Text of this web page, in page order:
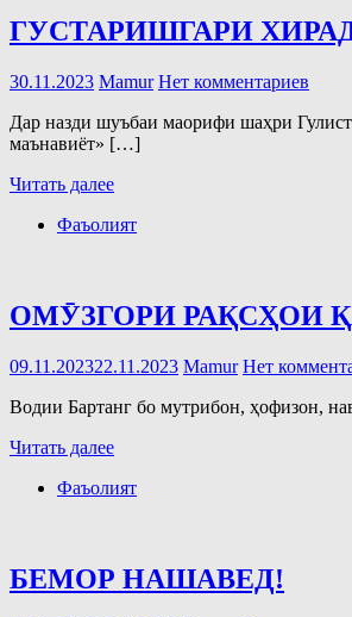
ГУСТАРИШГАРИ
30.11.2023 Mamur Нет комментариев
Дар назди шуъбаи маорифи шаҳри
маънавиёт» […]
Читать далее
Фаъолият
ОМӮЗГОРИ РАҚСҲОИ
09.11.202322.11.2023 Mamur Нет
Водии Бартанг бо мутрибон, ҳофизон,
Читать далее
Фаъолият
БЕМОР НАШАВЕД!